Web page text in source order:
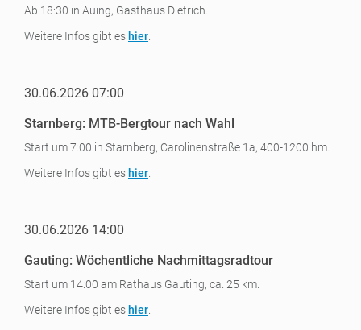
Ab 18:30 in Auing, Gasthaus Dietrich.
Weitere Infos gibt es hier
30.06.2026 07:00
Starnberg: MTB-Bergtour nach Wahl
Start um 7:00 in Starnberg, Carolinenstraße 1a, 400-1200 hm.
Weitere Infos gibt es hier
30.06.2026 14:00
Gauting: Wöchentliche Nachmittagsradtour
Start um 14:00 am Rathaus Gauting, ca. 25 km.
Weitere Infos gibt es hier